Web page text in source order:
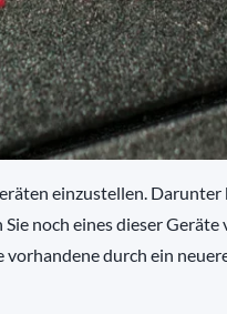
einzustellen. Darunter
noch eines dieser Geräte
durch ein